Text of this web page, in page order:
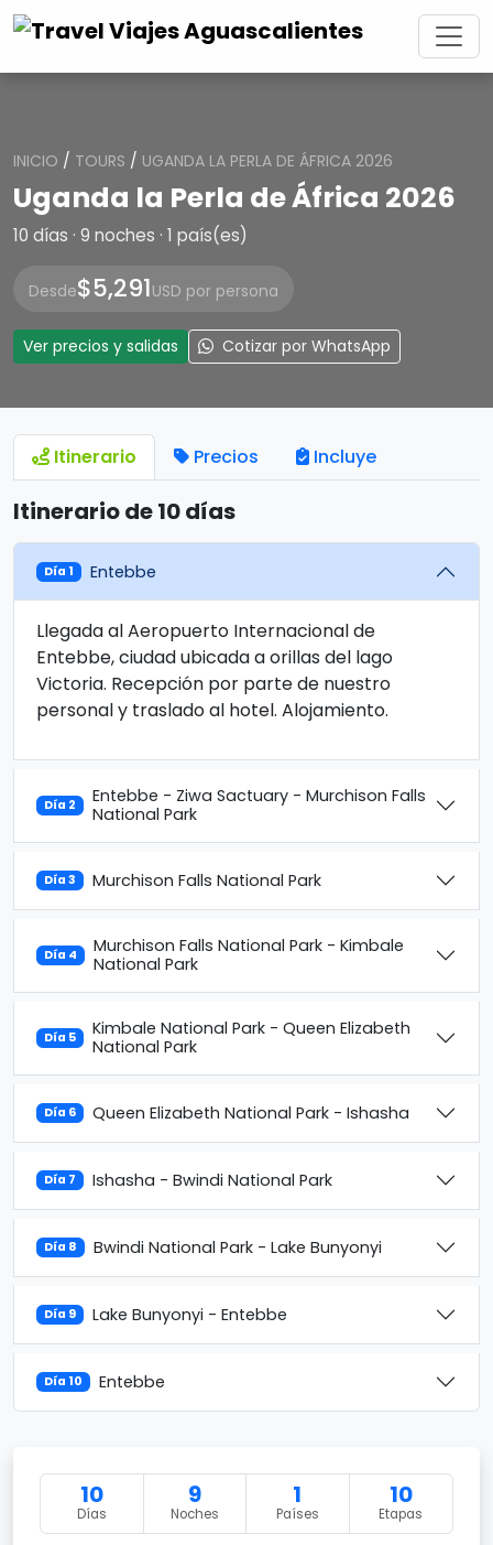
INICIO / TOURS / UGANDA LA PERLA DE ÁFRICA 2026
Uganda la Perla de África 2026
10 días · 9 noches · 1 país(es)
Desde$5,291USD por persona
Ver precios y salidas Cotizar por WhatsApp
Itinerario Precios Incluye
Itinerario de 10 días
Día 1 Entebbe
Llegada al Aeropuerto Internacional de
Entebbe, ciudad ubicada a orillas del lago
Victoria. Recepción por parte de nuestro
personal y traslado al hotel. Alojamiento.
Día 2
Entebbe - Ziwa Sactuary - Murchison Falls
National Park
Día 3 Murchison Falls National Park
Día 4
Murchison Falls National Park - Kimbale
National Park
Día 5
Kimbale National Park - Queen Elizabeth
National Park
Día 6 Queen Elizabeth National Park - Ishasha
Día 7 Ishasha - Bwindi National Park
Día 8 Bwindi National Park - Lake Bunyonyi
Día 9 Lake Bunyonyi - Entebbe
Día 10 Entebbe
10
Días
9
Noches
1
Países
10
Etapas